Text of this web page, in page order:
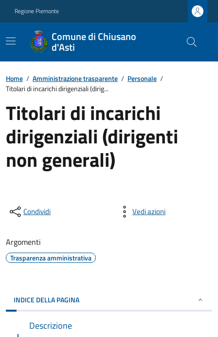
Regione Piemonte
Comune di Chiusano
d'Asti
Home / Amministrazione trasparente / Personale /
Titolari di incarichi dirigenziali (dirig...
Titolari di incarichi
dirigenziali (dirigenti
non generali)
Condividi Vedi azioni
Argomenti
Trasparenza amministrativa
INDICE DELLA PAGINA
Descrizione